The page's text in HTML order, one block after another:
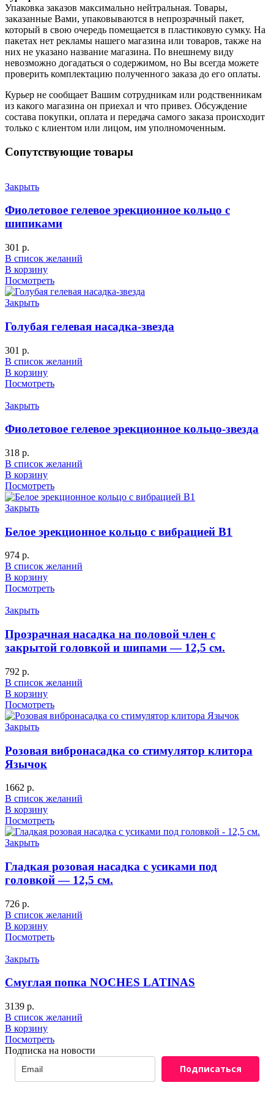
Упаковка заказов максимально нейтральная. Товары,
заказанные Вами, упаковываются в непрозрачный пакет,
который в свою очередь помещается в пластиковую сумку. На
пакетах нет рекламы нашего магазина или товаров, также на
них не указано название магазина. По внешнему виду
невозможно догадаться о содержимом, но Вы всегда можете
проверить комплектацию полученного заказа до его оплаты.
Курьер не сообщает Вашим сотрудникам или родственникам
из какого магазина он приехал и что привез. Обсуждение
состава покупки, оплата и передача самого заказа происходит
только с клиентом или лицом, им уполномоченным.
Сопутствующие товары
Закрыть
Фиолетовое гелевое эрекционное кольцо с
шипиками
301 р.
В список желаний
В корзину
Посмотреть
Закрыть
Голубая гелевая насадка-звезда
301 р.
В список желаний
В корзину
Посмотреть
Закрыть
Фиолетовое гелевое эрекционное кольцо-звезда
318 р.
В список желаний
В корзину
Посмотреть
Закрыть
Белое эрекционное кольцо с вибрацией B1
974 р.
В список желаний
В корзину
Посмотреть
Закрыть
Прозрачная насадка на половой член с
закрытой головкой и шипами — 12,5 см.
792 р.
В список желаний
В корзину
Посмотреть
Закрыть
Розовая вибронасадка со стимулятор клитора
Язычок
1662 р.
В список желаний
В корзину
Посмотреть
Закрыть
Гладкая розовая насадка с усиками под
головкой — 12,5 см.
726 р.
В список желаний
В корзину
Посмотреть
Закрыть
Смуглая попка NOCHES LATINAS
3139 р.
В список желаний
В корзину
Посмотреть
Подписка на новости
Подписаться